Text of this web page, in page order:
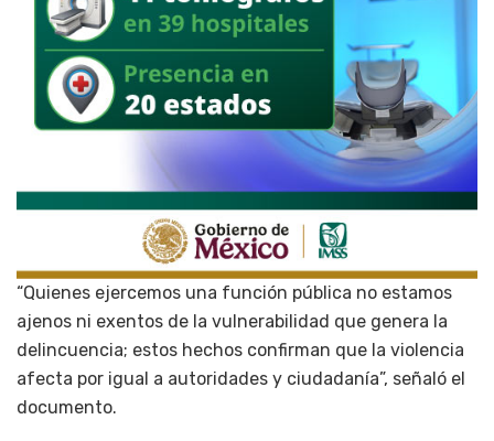
“Quienes ejercemos una función pública no estamos
ajenos ni exentos de la vulnerabilidad que genera la
delincuencia; estos hechos confirman que la violencia
afecta por igual a autoridades y ciudadanía”, señaló el
documento.